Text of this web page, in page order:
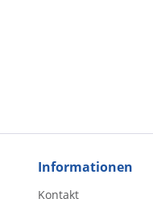
Informationen
Kontakt